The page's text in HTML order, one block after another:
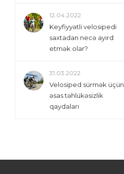
12.04.2022
Keyfiyyətli velosipedi
saxtadan necə ayırd
etmək olar?
31.03.2022
Velosiped sürmək üçün
əsas təhlükəsizlik
qaydaları